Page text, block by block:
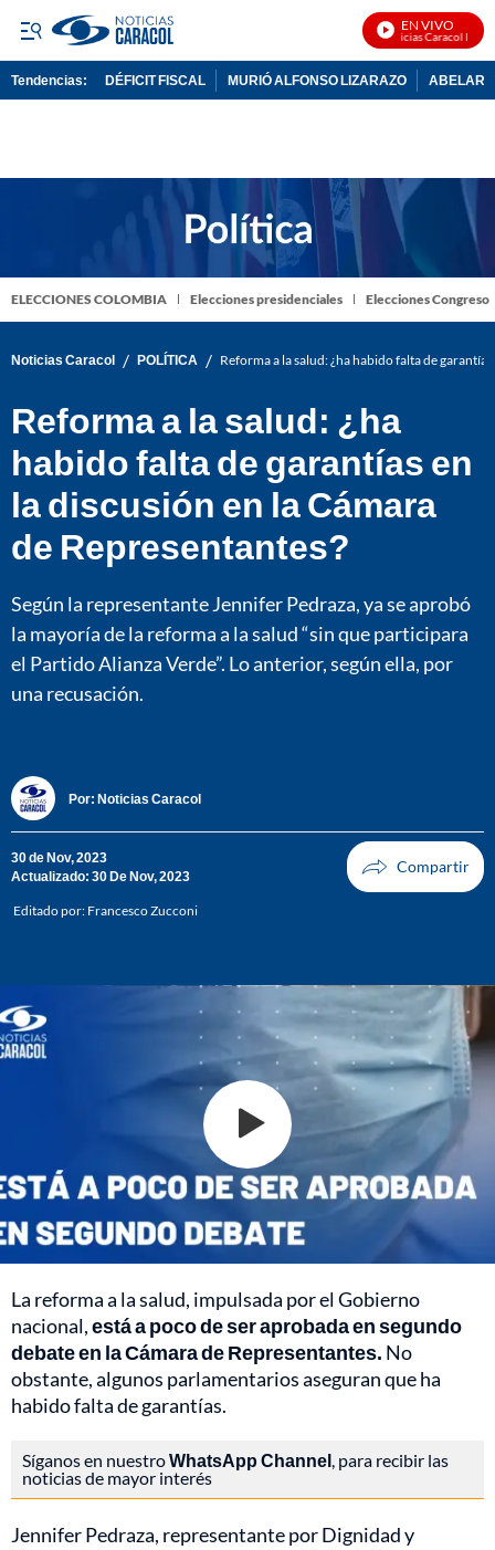
EN VIVO
Noticias Caracol En
Tendencias: DÉFICIT FISCAL MURIÓ ALFONSO LIZARAZO
ELECCIONES COLOMBIA Elecciones presidenciales Elecciones Congreso
Noticias Caracol / POLÍTICA / Reforma a la salud: ¿ha habido falta de
Reforma a la salud: ¿ha
habido falta de garantías en
la discusión en la Cámara
de Representantes?
Según la representante Jennifer Pedraza, ya se aprobó
la mayoría de la reforma a la salud “sin que participara
el Partido Alianza Verde”. Lo anterior, según ella, por
una recusación.
Por: Noticias Caracol
30 de Nov, 2023
Actualizado: 30 De Nov, 2023
Editado por: Francesco Zucconi
La reforma a la salud, impulsada por el Gobierno
nacional,está a poco de ser aprobada en segundo
debate en la Cámara de Representantes. No
obstante, algunos parlamentarios aseguran que ha
habido falta de garantías.
Síganos en nuestroWhatsApp Channel , para recibir las
noticias de mayor interés
Jennifer Pedraza, representante por Dignidad y